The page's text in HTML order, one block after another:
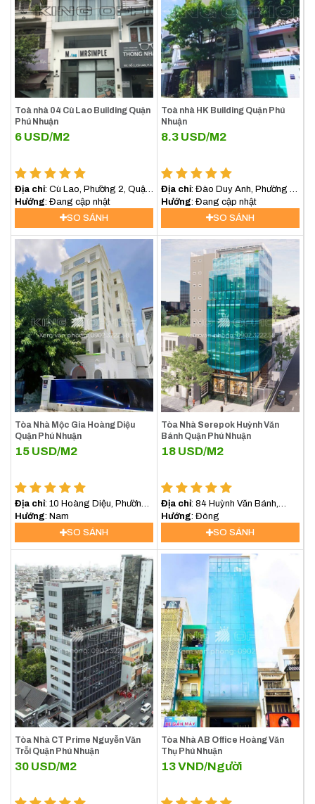
Toà nhà 04 Cù Lao Building Quận
Phú Nhuận
6 USD/M2
Địa chỉ: Cù Lao, Phường 2, Quận
Phú Nhuận
Hướng : Đang cập nhật
SO SÁNH
Toà nhà HK Building Quận Phú
Nhuận
8.3 USD/M2
Địa chỉ: Đào Duy Anh, Phường 9,
Phú Nhuận
Hướng : Đang cập nhật
SO SÁNH
Tòa Nhà Mộc Gia Hoàng Diệu
Quận Phú Nhuận
15 USD/M2
Địa chỉ: 10 Hoàng Diệu, Phường
10, Quận Phú Nhuận
Hướng
: Nam
SO SÁNH
Tòa Nhà Serepok Huỳnh Văn
Bánh Quận Phú Nhuận
18 USD/M2
Địa chỉ: 84 Huỳnh Văn Bánh,
Phường 15, Phú Nhuận
Hướng : Đông
SO SÁNH
Tòa Nhà CT Prime Nguyễn Văn
Trỗi Quận Phú Nhuận
30 USD/M2
Tòa Nhà AB Office Hoàng Văn
Thụ Phú Nhuận
13VND/Người